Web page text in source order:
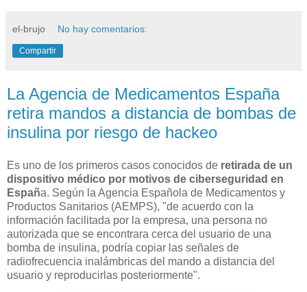
el-brujo No hay comentarios:
Compartir
La Agencia de Medicamentos España
retira mandos a distancia de bombas de
insulina por riesgo de hackeo
Es uno de los primeros casos conocidos de retirada de un
dispositivo médico por motivos de ciberseguridad en
España. Según la Agencia Española de Medicamentos y
Productos Sanitarios (AEMPS), "de acuerdo con la
información facilitada por la empresa, una persona no
autorizada que se encontrara cerca del usuario de una
bomba de insulina, podría copiar las señales de
radiofrecuencia inalámbricas del mando a distancia del
usuario y reproducirlas posteriormente".